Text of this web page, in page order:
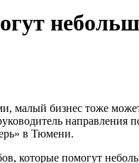
малый бизнес тоже
в Тюмени.